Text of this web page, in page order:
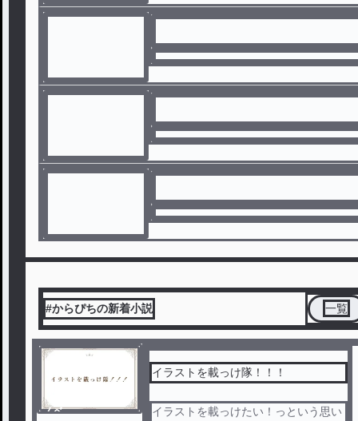
#からぴちの新着小説 一覧
ノベ
イラストを載っけ隊！！！
イラストを載っけたい！っという思い